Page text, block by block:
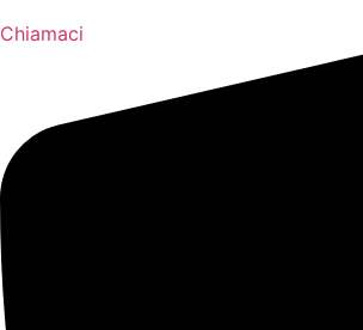
Chiamaci